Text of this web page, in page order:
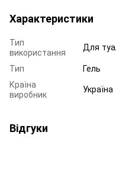
Характеристики
Тип
використання
Для
Тип
Гель
Країна
виробник
Україна
Відгуки